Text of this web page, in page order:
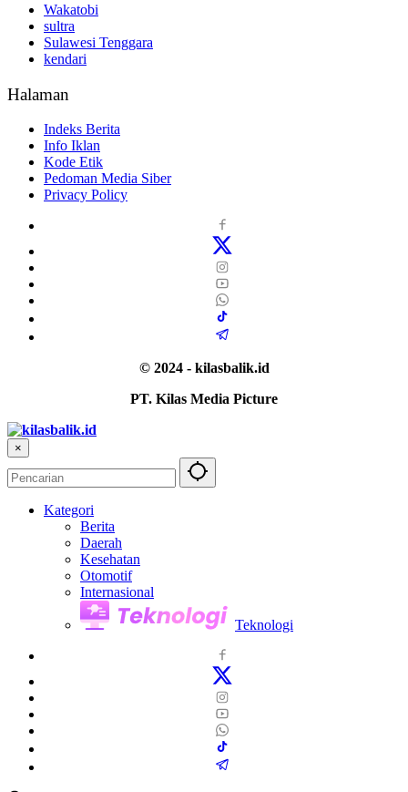
Wakatobi
sultra
Sulawesi Tenggara
kendari
Halaman
Indeks Berita
Info Iklan
Kode Etik
Pedoman Media Siber
Privacy Policy
© 2024 - kilasbalik.id
PT. Kilas Media Picture
×
Kategori
Berita
Daerah
Kesehatan
Otomotif
Internasional
Teknologi